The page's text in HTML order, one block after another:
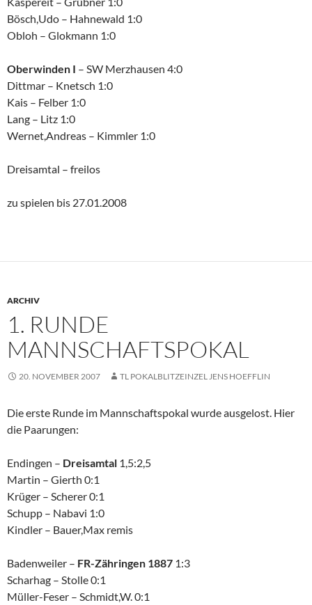
Bösch,Udo – Hahnewald 1:0
Obloh – Glokmann 1:0
Oberwinden I – SW Merzhausen 4:0
Dittmar – Knetsch 1:0
Kais – Felber 1:0
Lang – Litz 1:0
Wernet,Andreas – Kimmler 1:0
Dreisamtal – freilos
zu spielen bis 27.01.2008
ARCHIV
1. RUNDE
MANNSCHAFTSPOKAL
20. NOVEMBER 2007 TL POKALBLITZEINZEL JENS HOEFFLIN
Die erste Runde im Mannschaftspokal wurde ausgelost. Hier
die Paarungen:
Endingen – Dreisamtal 1,5:2,5
Martin – Gierth 0:1
Krüger – Scherer 0:1
Schupp – Nabavi 1:0
Kindler – Bauer,Max remis
Badenweiler – FR-Zähringen 1887 1:3
Scharhag – Stolle 0:1
Müller-Feser – Schmidt,W. 0:1